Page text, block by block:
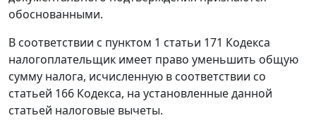
обоснованными.
В соответствии с пунктом 1 статьи 171 Кодекса
налогоплательщик имеет право уменьшить общую
сумму налога, исчисленную в соответствии со
статьей 166 Кодекса, на установленные данной
статьей налоговые вычеты.